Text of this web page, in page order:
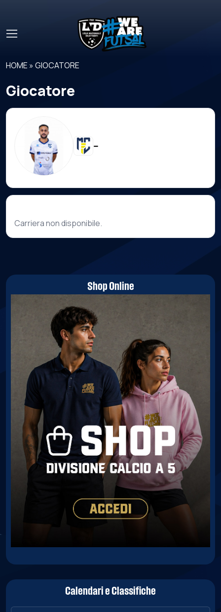
HOME »GIOCATORE
Giocatore
--
Carriera non disponibile.
Shop Online
Calendari e Classifiche